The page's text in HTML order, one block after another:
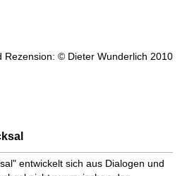
Rezension: © Dieter Wunderlich 2010
entwickelt sich aus Dialogen und